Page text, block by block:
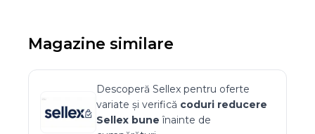
Magazine similare
Descoperă Sellex pentru oferte
variate și verifică coduri reducere
Sellex bune înainte de